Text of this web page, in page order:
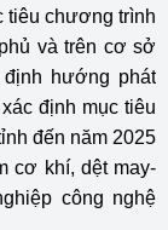
tiêu chương trình
và trên cơ sở
hướng phát
định mục tiêu
đến năm 2025
cơ khí, dệt may-
công nghệ